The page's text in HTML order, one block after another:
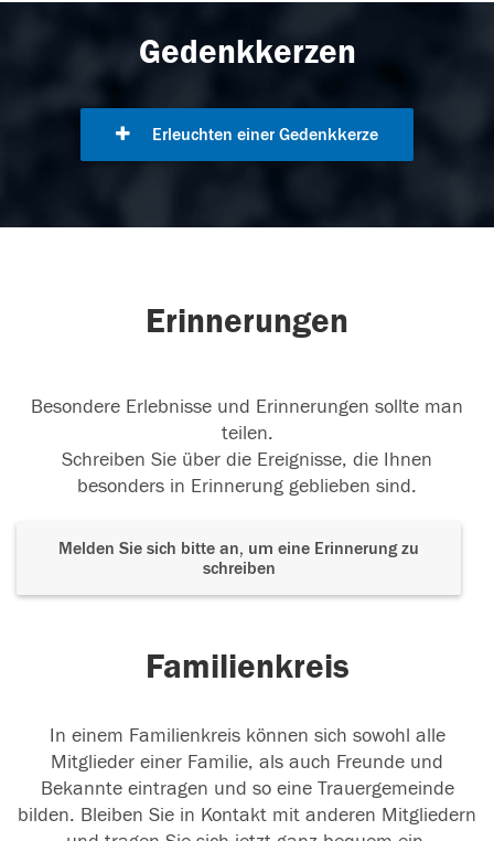
Gedenkkerzen
Erleuchten einer Gedenkkerze
Erinnerungen
Besondere Erlebnisse und Erinnerungen sollte man
teilen.
Schreiben Sie über die Ereignisse, die Ihnen
besonders in Erinnerung geblieben sind.
Melden Sie sich bitte an, um eine Erinnerung zu
schreiben
Familienkreis
In einem Familienkreis können sich sowohl alle
Mitglieder einer Familie, als auch Freunde und
Bekannte eintragen und so eine Trauergemeinde
bilden. Bleiben Sie in Kontakt mit anderen Mitgliedern